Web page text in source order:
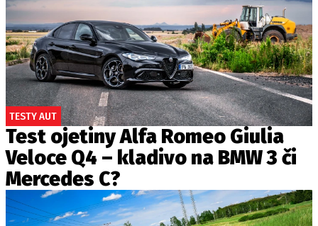
TESTY AUT
Test ojetiny Alfa Romeo Giulia
Veloce Q4 – kladivo na BMW 3 či
Mercedes C?